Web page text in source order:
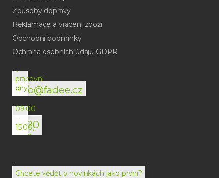
Způsoby dopravy
Reklamace a vrácení zboží
Obchodní podmínky
Ochrana osobních údajů GDPR
info@fadee.cz
(odpověď
do
v
pracovní
dny)
+420
792
072
(Po-
09:00
-
15:00)
Chcete vědět o novinkách jako první?